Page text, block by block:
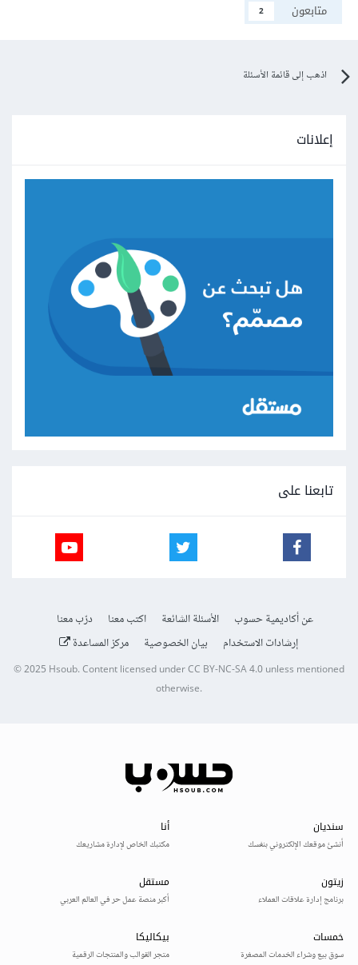
متابعون
2
اذهب إلى قائمة الأسئلة
إعلانات
تابعنا على
عن أكاديمية حسوب الأسئلة الشائعة اكتب معنا
درّب معنا
إرشادات الاستخدام
بيان الخصوصية مركز المساعدة
© 2025Hsoub.Content licensed underCC BY-NC-SA 4.0unless mentioned
otherwise.